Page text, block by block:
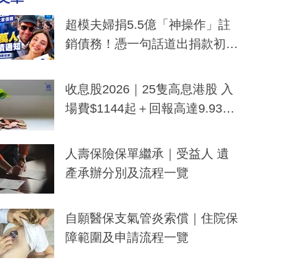
超模夫婦捐5.5億「神操作」註
銷債務！憑一句話道出捐款初
一度被誤當詐騙手段
收息股2026｜25隻高息港股 入
場費$1144起＋回報高達9.93
人壽保險保單繼承｜受益人 遺
產承辦分別及流程一覽
自願醫保支氣管炎索償｜住院保
障範圍及申請流程一覽